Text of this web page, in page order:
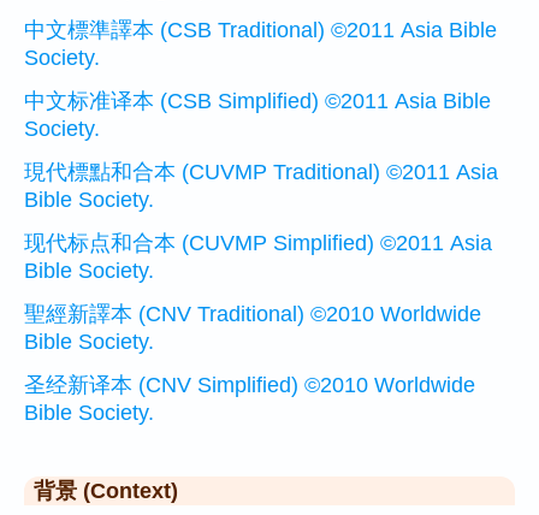
中文標準譯本 (CSB Traditional) ©2011 Asia Bible
Society.
中文标准译本 (CSB Simplified) ©2011 Asia Bible
Society.
現代標點和合本 (CUVMP Traditional) ©2011 Asia
Bible Society.
现代标点和合本 (CUVMP Simplified) ©2011 Asia
Bible Society.
聖經新譯本 (CNV Traditional) ©2010 Worldwide
Bible Society.
圣经新译本 (CNV Simplified) ©2010 Worldwide
Bible Society.
背景 (Context)